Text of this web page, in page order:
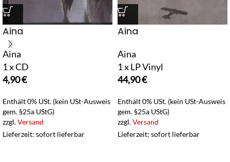
Aina
Aina
1 x CD
4,90€
Enthält 0% USt. (kein USt-Ausweis
gem. §25a UStG)
zzgl.Versand
Lieferzeit: sofort lieferbar
Aina
Aina
1 x LP Vinyl
44,90€
Enthält 0% USt. (kein USt-Ausweis
gem. §25a UStG)
zzgl.Versand
Lieferzeit: sofort lieferbar